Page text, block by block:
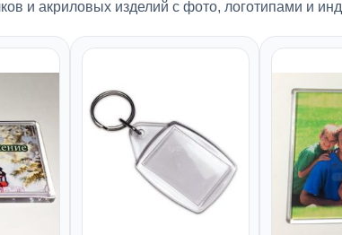
и акриловых изделий с фото, логотипами и